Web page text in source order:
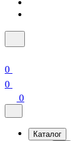
0
0
0
Каталог